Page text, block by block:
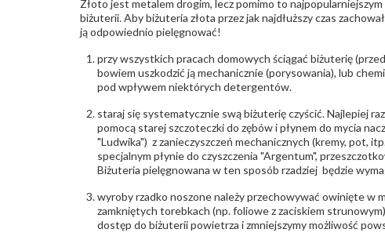
Złoto jest metalem drogim, lecz pomimo to
biżuterii. Aby biżuteria złota przez jak najdłuższy czas
ją odpowiednio pielęgnować!
przy wszystkich pracach domowych ściągać biżuterię
bowiem uszkodzić ją mechanicznie (porysowania), lub
pod wpływem niektórych detergentów.
staraj się systematycznie swą biżuterię czyścić. Najlepiej
pomocą starej szczoteczki do zębów i płynem do mycia
"Ludwika") z zanieczyszczeń mechanicznych (kremy, pot,
specjalnym płynie do czyszczenia "Argentum",
Biżuteria pielęgnowana w ten sposób rzadziej będzie
wyroby rzadko noszone należy przechowywać owinięte w
zamkniętych torebkach (np. foliowe z zaciskiem
dostęp do biżuterii powietrza i zmniejszymy możliwość